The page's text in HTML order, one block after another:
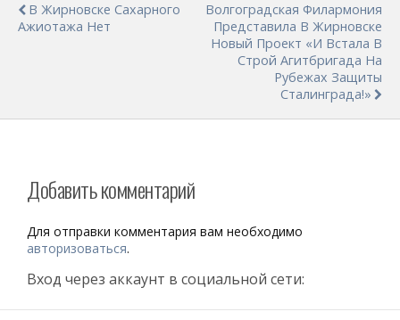
В Жирновске Сахарного
Ажиотажа Нет
Волгоградская Филармония
Представила В Жирновске
Новый Проект «И Встала В
Строй Агитбригада На
Рубежах Защиты
Сталинграда!»
Добавить комментарий
Для отправки комментария вам необходимо
авторизоваться.
Вход через аккаунт в социальной сети: